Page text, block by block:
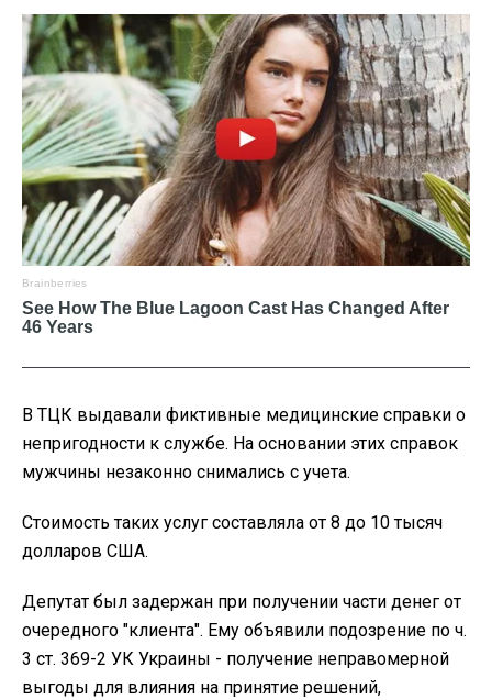
В ТЦК выдавали фиктивные медицинские справки о
непригодности к службе. На основании этих справок
мужчины незаконно снимались с учета.
Стоимость таких услуг составляла от 8 до 10 тысяч
долларов США.
Депутат был задержан при получении части денег от
очередного "клиента". Ему объявили подозрение по ч.
3 ст. 369-2 УК Украины - получение неправомерной
выгоды для влияния на принятие решений,